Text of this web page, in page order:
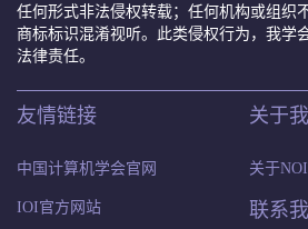
任何形式非法侵权转载；任何机构或组织
商标标识混淆视听。此类侵权行为，我学
法律责任。
友情链接
中国计算机学会官网
IOI官方网站
关于我
关于NOI
联系我